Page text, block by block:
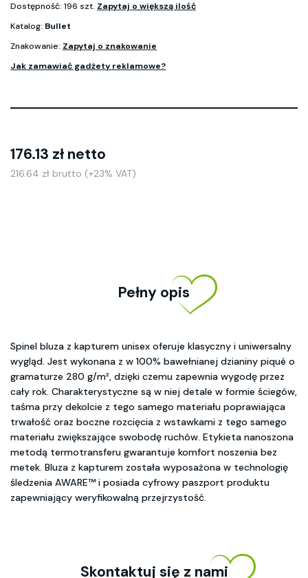
Dostępność: 196 szt. Zapytaj o większą ilość
Katalog: Bullet
Znakowanie: Zapytaj o znakowanie
Jak zamawiać gadżety reklamowe?
176.13 zł netto
216.64 zł brutto (+23% VAT)
Pełny opis
Spinel bluza z kapturem unisex oferuje klasyczny i uniwersalny
wygląd. Jest wykonana z w 100% bawełnianej dzianiny piqué o
gramaturze 280 g/m², dzięki czemu zapewnia wygodę przez
cały rok. Charakterystyczne są w niej detale w formie ściegów,
taśma przy dekolcie z tego samego materiału poprawiająca
trwałość oraz boczne rozcięcia z wstawkami z tego samego
materiału zwiększające swobodę ruchów. Etykieta nanoszona
metodą termotransferu gwarantuje komfort noszenia bez
metek. Bluza z kapturem została wyposażona w technologię
śledzenia AWARE™ i posiada cyfrowy paszport produktu
zapewniający weryfikowalną przejrzystość.
Skontaktuj się z nami